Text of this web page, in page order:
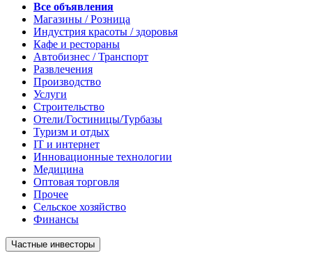
Все объявления
Магазины / Розница
Индустрия красоты / здоровья
Кафе и рестораны
Автобизнес / Транспорт
Развлечения
Производство
Услуги
Строительство
Отели/Гостиницы/Турбазы
Туризм и отдых
IT и интернет
Инновационные технологии
Медицина
Оптовая торговля
Прочее
Сельское хозяйство
Финансы
Частные инвесторы